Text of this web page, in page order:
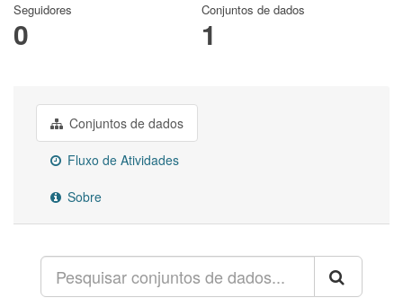
Seguidores
0
Conjuntos de dados
1
Conjuntos de dados
Fluxo de Atividades
Sobre